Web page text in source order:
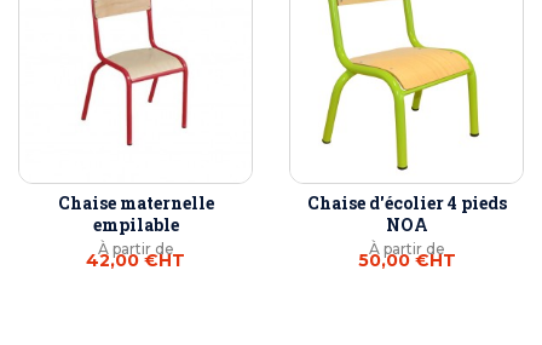
Chaise maternelle
empilable
À partir de
42,00 €HT
Chaise d'écolier 4 pieds
NOA
À partir de
50,00 €HT